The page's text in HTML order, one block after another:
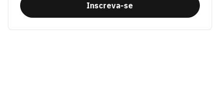
Inscreva-se